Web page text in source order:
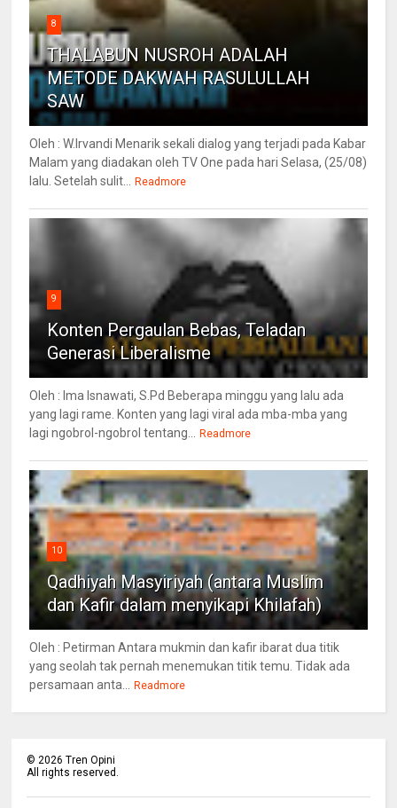
8
THALABUN NUSROH ADALAH
METODE DAKWAH RASULULLAH
SAW
Oleh : W.Irvandi Menarik sekali dialog yang terjadi pada Kabar
Malam yang diadakan oleh TV One pada hari Selasa, (25/08)
lalu. Setelah sulit...
Readmore
9
Konten Pergaulan Bebas, Teladan
Generasi Liberalisme
Oleh : Ima Isnawati, S.Pd Beberapa minggu yang lalu ada
yang lagi rame. Konten yang lagi viral ada mba-mba yang
lagi ngobrol-ngobrol tentang...
Readmore
10
Qadhiyah Masyiriyah (antara Muslim
dan Kafir dalam menyikapi Khilafah)
Oleh : Petirman Antara mukmin dan kafir ibarat dua titik
yang seolah tak pernah menemukan titik temu. Tidak ada
persamaan anta...
Readmore
©2026 Tren Opini
All rights reserved.